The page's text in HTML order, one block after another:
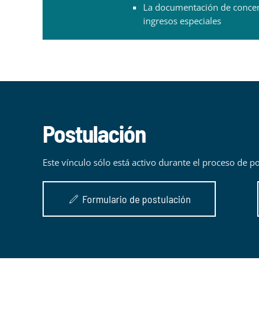
La documentación de
ingresos especiales
Postulación
Este vínculo sólo está activo durante el proceso de
Formulario de postulación